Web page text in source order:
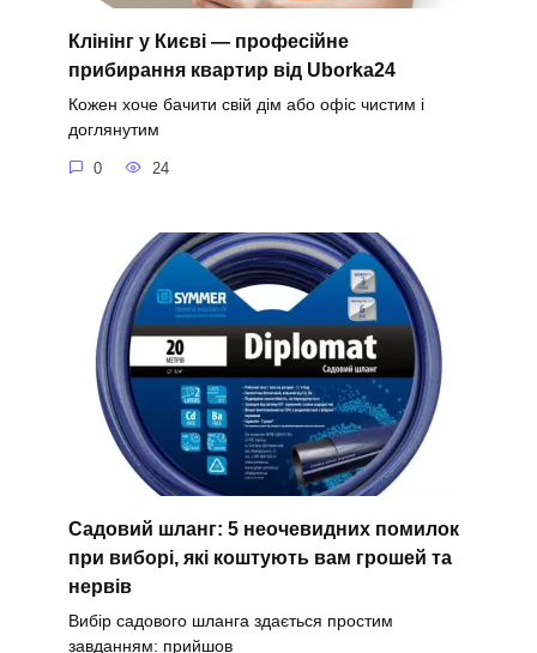
Клінінг у Києві — професійне
прибирання квартир від Uborka24
Кожен хоче бачити свій дім або офіс чистим і
доглянутим
0 24
Садовий шланг: 5 неочевидних помилок
при виборі, які коштують вам грошей та
нервів
Вибір садового шланга здається простим
завданням: прийшов